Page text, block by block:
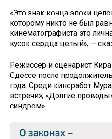
«Это знак конца эпохи
которому никто не был
кинематографиста это
кусок сердца целый», —
Режиссёр и сценарист
Одессе после
года. Среди киноработ
встречи», «Долгие
синдром».